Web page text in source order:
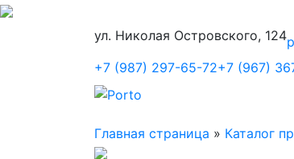
ул. Николая Островского, 124
+7 (987) 297-65-72+7 (967)
Главная страница » Каталог